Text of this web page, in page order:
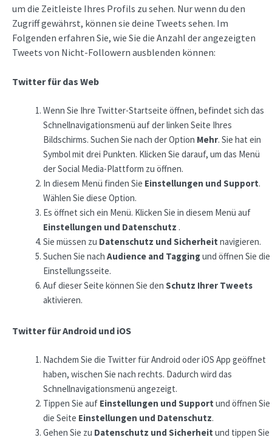
um die Zeitleiste Ihres Profils zu sehen. Nur wenn du den
Zugriff gewährst, können sie deine Tweets sehen. Im
Folgenden erfahren Sie, wie Sie die Anzahl der angezeigten
Tweets von Nicht-Followern ausblenden können:
Twitter für das Web
Wenn Sie Ihre Twitter-Startseite öffnen, befindet sich das
Schnellnavigationsmenü auf der linken Seite Ihres
Bildschirms. Suchen Sie nach der Option Mehr. Sie hat ein
Symbol mit drei Punkten. Klicken Sie darauf, um das Menü
der Social Media-Plattform zu öffnen.
In diesem Menü finden Sie Einstellungen und Support.
Wählen Sie diese Option.
Es öffnet sich ein Menü. Klicken Sie in diesem Menü auf
Einstellungen und Datenschutz .
Sie müssen zu Datenschutz und Sicherheit navigieren.
Suchen Sie nach Audience and Taggingund öffnen Sie die
Einstellungsseite.
Auf dieser Seite können Sie den Schutz Ihrer Tweets
aktivieren.
Twitter für Android und iOS
Nachdem Sie die Twitter für Android oder iOS App geöffnet
haben, wischen Sie nach rechts. Dadurch wird das
Schnellnavigationsmenü angezeigt.
Tippen Sie auf Einstellungen und Support und öffnen Sie
die Seite Einstellungen und Datenschutz.
Gehen Sie zu Datenschutz und Sicherheit und tippen Sie